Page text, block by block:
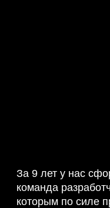
За 9 лет у нас
команда
которым по силе